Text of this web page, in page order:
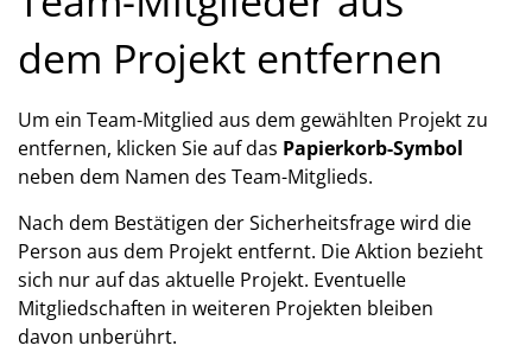
dem Projekt entfernen
Um ein Team-Mitglied aus dem gewählten Projekt zu
entfernen, klicken Sie auf das Papierkorb-Symbol
neben dem Namen des Team-Mitglieds.
Nach dem Bestätigen der Sicherheitsfrage wird die
Person aus dem Projekt entfernt. Die Aktion bezieht
sich nur auf das aktuelle Projekt. Eventuelle
Mitgliedschaften in weiteren Projekten bleiben
davon unberührt.